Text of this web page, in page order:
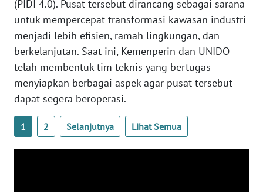
(PIDI 4.0). Pusat tersebut dirancang sebagai sarana
untuk mempercepat transformasi kawasan industri
menjadi lebih efisien, ramah lingkungan, dan
berkelanjutan. Saat ini, Kemenperin dan UNIDO
telah membentuk tim teknis yang bertugas
menyiapkan berbagai aspek agar pusat tersebut
dapat segera beroperasi.
1 2 Selanjutnya Lihat Semua
SUMBAR
WN
SUMSEL
WN
BENGKULU
WN
LAMPUNG